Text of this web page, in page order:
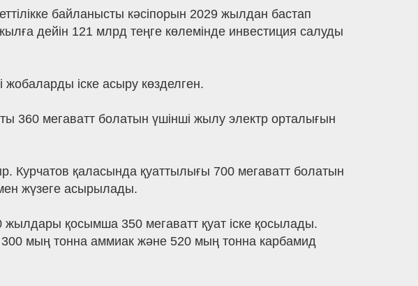
байланысты кәсіпорын 2029 жылдан бастап
дейін 121 млрд теңге көлемінде инвестиция салуды
жобаларды іске асыру көзделген.
360 мегаватт болатын үшінші жылу электр орталығын
қаласында қуаттылығы 700 мегаватт болатын
жүзеге асырылады.
жылдары қосымша 350 мегаватт қуат іске қосылады.
мың тонна аммиак және 520 мың тонна карбамид